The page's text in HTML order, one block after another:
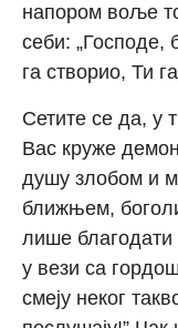
напором воље
себи: „Господе,
га створио, Ти
Сетите се да, у
Вас круже
душу злобом и
ближњем,
лише благодати
у вези са
смеју неког